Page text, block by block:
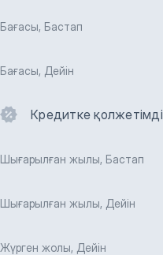
Бағасы, Бастап
Бағасы, Дейін
Кредитке қолжетімді
Шығарылған жылы, Бастап
Шығарылған жылы, Дейін
Жүрген жолы, Дейін